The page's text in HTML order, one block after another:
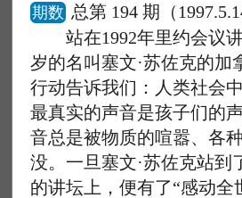
期数 总第 194 期（
站在1992年里约会议讲
岁的名叫塞文·苏佐克的加
行动告诉我们：人类社会
最真实的声音是孩子们的
音总是被物质的喧嚣、各
没。一旦塞文·苏佐克站到
的讲坛上，便有了“感动全